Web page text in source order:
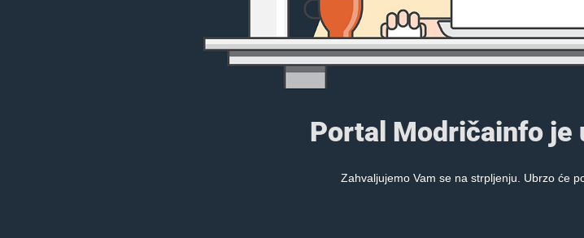
Portal Modričainfo je
Zahvaljujemo Vam se na strpljenju. Ubrzo će